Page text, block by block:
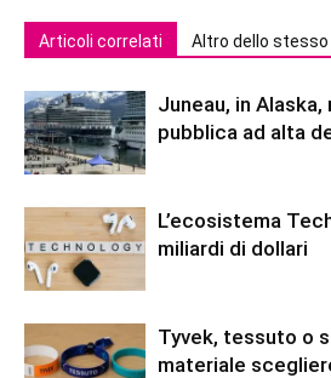
Articoli correlati Altro dello
Juneau, in Alaska,
pubblica ad alta
L’ecosistema
miliardi di dollari
Tyvek, tessuto o
materiale